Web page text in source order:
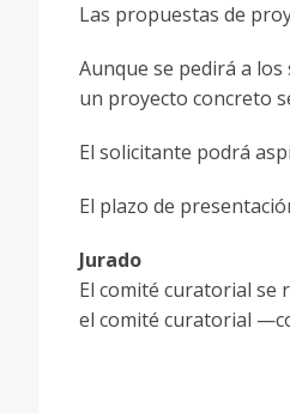
Las propuestas de
Aunque se pedirá a
un proyecto concreto
El solicitante podrá
El plazo de
Jurado
El comité curatorial se
el comité curatorial